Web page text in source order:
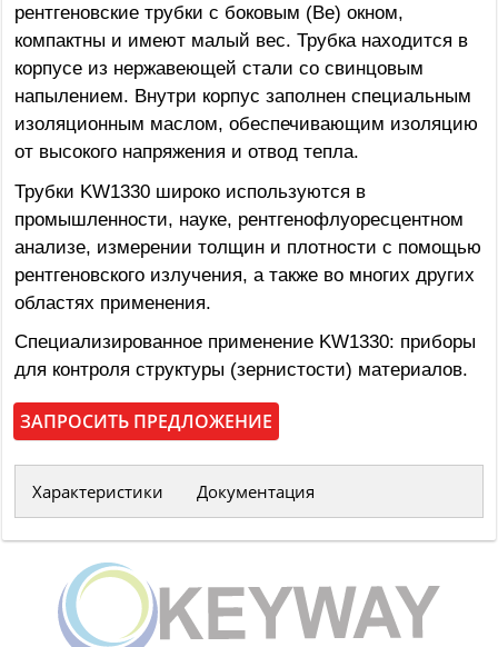
рентгеновские трубки с боковым (Be) окном,
компактны и имеют малый вес. Трубка находится в
корпусе из нержавеющей стали со свинцовым
напылением. Внутри корпус заполнен специальным
изоляционным маслом, обеспечивающим изоляцию
от высокого напряжения и отвод тепла.
Трубки KW1330 широко используются в
промышленности, науке, рентгенофлуоресцентном
анализе, измерении толщин и плотности с помощью
рентгеновского излучения, а также во многих других
областях применения.
Специализированное применение KW1330: приборы
для контроля структуры (зернистости) материалов.
ЗАПРОСИТЬ ПРЕДЛОЖЕНИЕ
Характеристики Документация